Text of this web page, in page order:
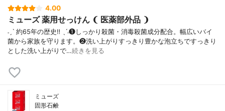
4.00
ミューズ 薬用せっけん ❨ 医薬部外品 ❩
˗ˏˋ 約65年の歴史‼︎ ˎˊ˗❶しっかり殺菌・消毒殺菌成分配合。幅広いバイ
菌から家族を守ります。❷洗い上がりすっきり豊かな泡立ちですっきり
とした洗い上がりで…続きを見る
ミューズ
固形石鹸